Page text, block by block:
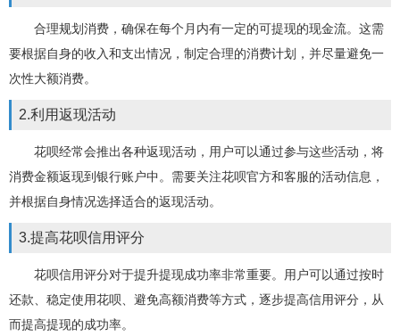
合理规划消费，确保在每个月内有一定的可提现的现金流。这需
要根据自身的收入和支出情况，制定合理的消费计划，并尽量避免一
次性大额消费。
2.利用返现活动
花呗经常会推出各种返现活动，用户可以通过参与这些活动，将
消费金额返现到银行账户中。需要关注花呗官方和客服的活动信息，
并根据自身情况选择适合的返现活动。
3.提高花呗信用评分
花呗信用评分对于提升提现成功率非常重要。用户可以通过按时
还款、稳定使用花呗、避免高额消费等方式，逐步提高信用评分，从
而提高提现的成功率。